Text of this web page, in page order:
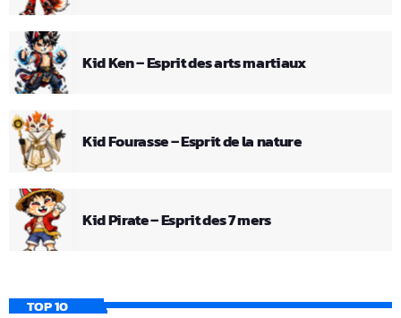
Kid Ken – Esprit des arts martiaux
Kid Fourasse – Esprit de la nature
Kid Pirate – Esprit des 7 mers
TOP 10